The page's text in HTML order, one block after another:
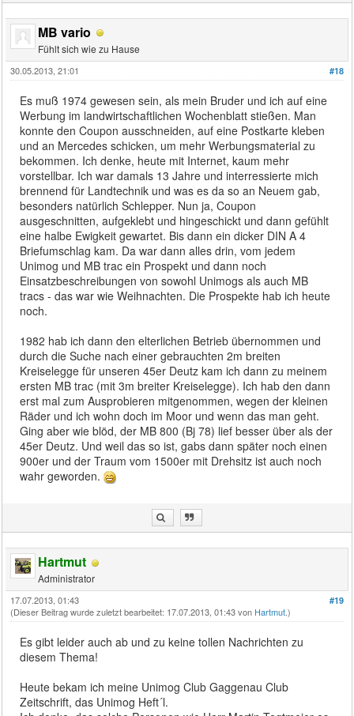
MB vario
Fühlt sich wie zu Hause
#18
30.05.2013, 21:01
Es muß 1974 gewesen sein, als mein Bruder und ich auf eine
Werbung im landwirtschaftlichen Wochenblatt stießen. Man
konnte den Coupon ausschneiden, auf eine Postkarte kleben
und an Mercedes schicken, um mehr Werbungsmaterial zu
bekommen. Ich denke, heute mit Internet, kaum mehr
vorstellbar. Ich war damals 13 Jahre und interressierte mich
brennend für Landtechnik und was es da so an Neuem gab,
besonders natürlich Schlepper. Nun ja, Coupon
ausgeschnitten, aufgeklebt und hingeschickt und dann gefühlt
eine halbe Ewigkeit gewartet. Bis dann ein dicker DIN A 4
Briefumschlag kam. Da war dann alles drin, vom jedem
Unimog und MB trac ein Prospekt und dann noch
Einsatzbeschreibungen von sowohl Unimogs als auch MB
tracs - das war wie Weihnachten. Die Prospekte hab ich heute
noch.
1982 hab ich dann den elterlichen Betrieb übernommen und
durch die Suche nach einer gebrauchten 2m breiten
Kreiselegge für unseren 45er Deutz kam ich dann zu meinem
ersten MB trac (mit 3m breiter Kreiselegge). Ich hab den dann
erst mal zum Ausprobieren mitgenommen, wegen der kleinen
Räder und ich wohn doch im Moor und wenn das man geht.
Ging aber wie blöd, der MB 800 (Bj 78) lief besser über als der
45er Deutz. Und weil das so ist, gabs dann später noch einen
900er und der Traum vom 1500er mit Drehsitz ist auch noch
wahr geworden.
Hartmut
Administrator
#19
17.07.2013, 01:43
(Dieser Beitrag wurde zuletzt bearbeitet: 17.07.2013, 01:43 von Hartmut.)
Es gibt leider auch ab und zu keine tollen Nachrichten zu
diesem Thema!
Heute bekam ich meine Unimog Club Gaggenau Club
Zeitschrift, das Unimog Heft´l.